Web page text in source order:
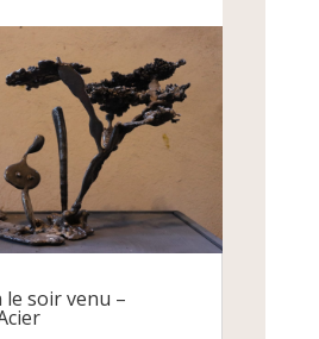
le soir venu –